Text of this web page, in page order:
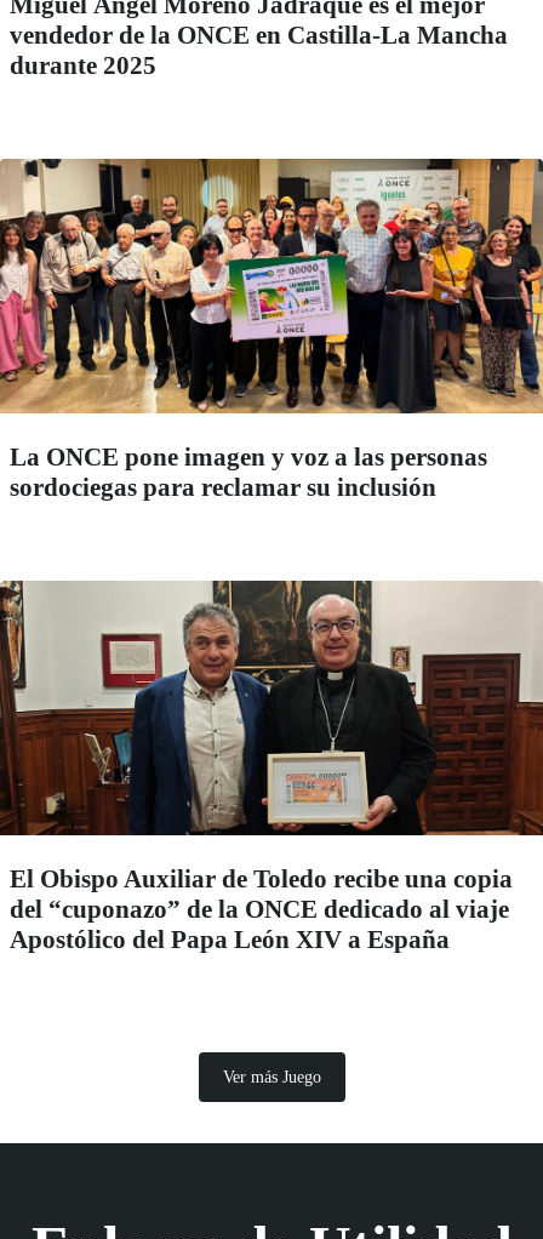
vendedor de la ONCE en Castilla-La Mancha
durante 2025
La ONCE pone imagen y voz a las personas
sordociegas para reclamar su inclusión
El Obispo Auxiliar de Toledo recibe una copia
del “cuponazo” de la ONCE dedicado al viaje
Apostólico del Papa León XIV a España
Ver más Juego